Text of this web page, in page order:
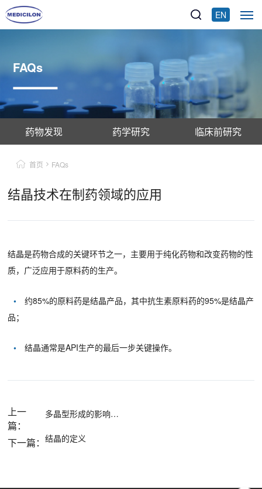
EN
FAQs
药物发现 药学研究 临床前研究
首页 FAQs
结晶技术在制药领域的应用
结晶是药物合成的关键环节之一，主要用于纯化药物和改变药物的性
质，广泛应用于原料药的生产。
•
约85%的原料药是结晶产品，其中抗生素原料药的95%是结晶产
品；
• 结晶通常是API生产的最后一步关键操作。
上一
篇：
多晶型形成的影响因素
下一篇：结晶的定义